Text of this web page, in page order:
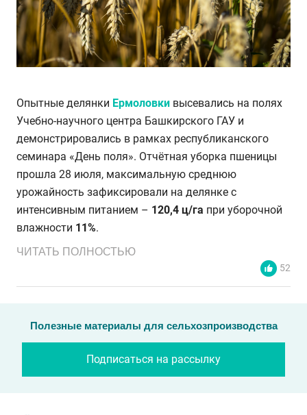
Опытные делянки Ермоловки высевались на полях
Учебно-научного центра Башкирского ГАУ и
демонстрировались в рамках республиканского
семинара «День поля». Отчётная уборка пшеницы
прошла 28 июля, максимальную среднюю
урожайность зафиксировали на делянке с
интенсивным питанием – 120,4 ц/га при уборочной
влажности 11%.
ЧИТАТЬ ПОЛНОСТЬЮ
52
Полезные материалы для сельхозпроизводства
Подписаться на рассылку